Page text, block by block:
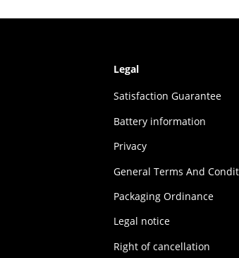
Legal
Sat­is­fac­tion Guar­an­tee
Battery information
Privacy
General Terms And
Packaging Ordinance
Legal notice
Right of cancellation